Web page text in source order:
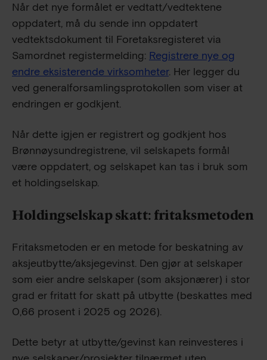
Når det nye formålet er vedtatt/vedtektene
oppdatert, må du sende inn oppdatert
vedtektsdokument til Foretaksregisteret via
Samordnet registermelding: Registrere nye og
endre eksisterende virksomheter. Her legger du
ved generalforsamlingsprotokollen som viser at
endringen er godkjent.
Når dette igjen er registrert og godkjent hos
Brønnøysundregistrene, vil selskapets formål
være oppdatert, og selskapet kan tas i bruk som
et holdingselskap.
Holdingselskap skatt: fritaksmetoden
Fritaksmetoden er en metode for beskatning av
aksjeutbytte/aksjegevinst. Den gjør at selskaper
som eier andre selskaper (som aksjonærer) i stor
grad er fritatt for skatt på utbytte (beskattes med
0,66 prosent i 2025 og 2026).
Dette betyr at utbytte/gevinst kan reinvesteres i